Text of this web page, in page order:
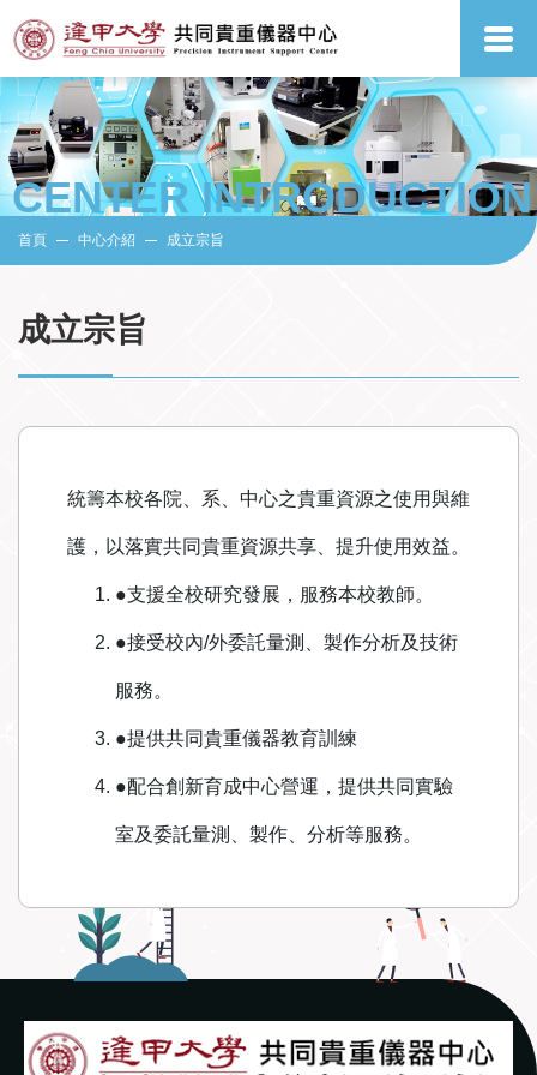
CENTER INTRODUCTION
首頁 中心介紹 成立宗旨
成立宗旨
統籌本校各院、系、中心之貴重資源之使用與維
護，以落實共同貴重資源共享、提升使用效益。
●支援全校研究發展，服務本校教師。
●接受校內/外委託量測、製作分析及技術
服務。
●提供共同貴重儀器教育訓練
●配合創新育成中心營運，提供共同實驗
室及委託量測、製作、分析等服務。